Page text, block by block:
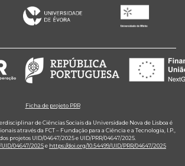
Ficha de projeto PRR
de Ciências Sociais da Universidade Nova de Lisboa é
através da FCT – Fundação para a Ciência e a Tecnologia, I.P.,
projetos UID/04647/2025 e UID/PRR/04647/2025.
UID/04647/2025e https://doi.org/10.54499/UID/PRR/04647/2025